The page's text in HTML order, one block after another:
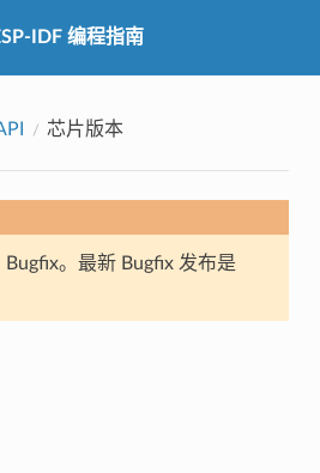
IDF 编程指南
芯片版本
。最新 Bugfix 发布是